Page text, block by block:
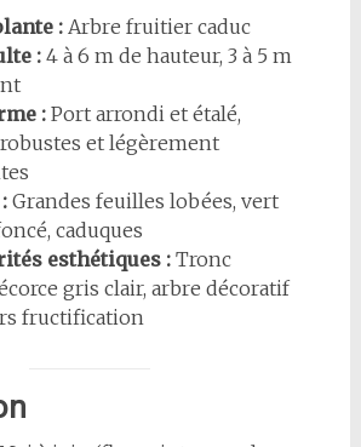
:Arbre fruitier caduc
:4 à 6 m de hauteur, 3 à 5 m
:Port arrondi et étalé,
et légèrement
Grandes feuilles lobées, vert
caduques
esthétiques :Tronc
gris clair, arbre décoratif
fructification